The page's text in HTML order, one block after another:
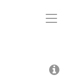
Toggle